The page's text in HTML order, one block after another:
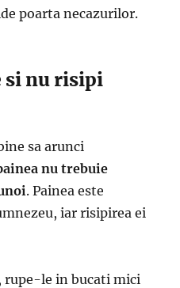
poarta necazurilor.
si nu risipi
sa arunci
nu trebuie
. Painea este
iar risipirea ei
rupe-le in bucati mici